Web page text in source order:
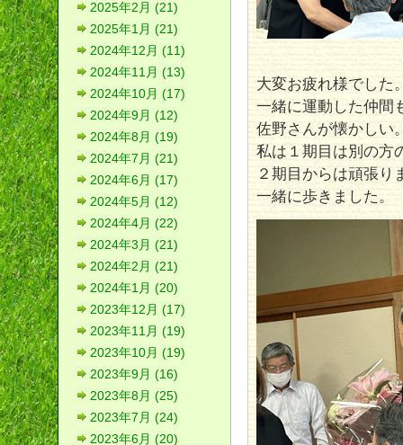
大変お疲れ様でした
一緒に運動した仲間
佐野さんが懐かしい
私は１期目は別の方
２期目からは頑張り
一緒に歩きました。
2025年2月 (21)
2025年1月 (21)
2024年12月 (11)
2024年11月 (13)
2024年10月 (17)
2024年9月 (12)
2024年8月 (19)
2024年7月 (21)
2024年6月 (17)
2024年5月 (12)
2024年4月 (22)
2024年3月 (21)
2024年2月 (21)
2024年1月 (20)
2023年12月 (17)
2023年11月 (19)
2023年10月 (19)
2023年9月 (16)
2023年8月 (25)
2023年7月 (24)
2023年6月 (20)